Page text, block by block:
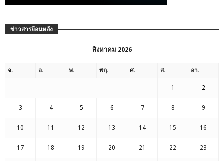
ข่าวสารย้อนหลัง
สิงหาคม 2026
จ. อ. พ. พฤ. ศ. ส. อา.
1 2
3 4 5 6 7 8 9
10 11 12 13 14 15 16
17 18 19 20 21 22 23